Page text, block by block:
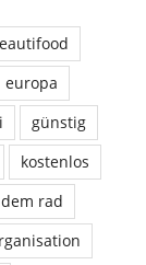
europa
günstig
kostenlos
rad